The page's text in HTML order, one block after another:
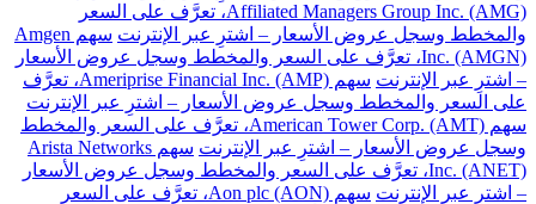
Affiliated Managers Group Inc. (AMG)، تعرَّف على السعر
والمخطط وسجل عروض الأسعار – اشترِ عبر الإنترنت
سهم Amgen
Inc. (AMGN)، تعرَّف على السعر والمخطط وسجل عروض الأسعار
– اشترِ عبر الإنترنت
سهم Ameriprise Financial Inc. (AMP)، تعرَّف
على السعر والمخطط وسجل عروض الأسعار – اشترِ عبر الإنترنت
سهم American Tower Corp. (AMT)، تعرَّف على السعر والمخطط
وسجل عروض الأسعار – اشترِ عبر الإنترنت
سهم Arista Networks
Inc. (ANET)، تعرَّف على السعر والمخطط وسجل عروض الأسعار
– اشترِ عبر الإنترنت
سهم Aon plc (AON)، تعرَّف على السعر